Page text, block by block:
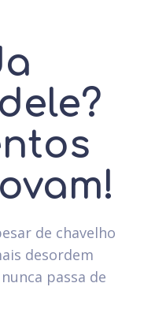
de chavelho
desordem
passa de